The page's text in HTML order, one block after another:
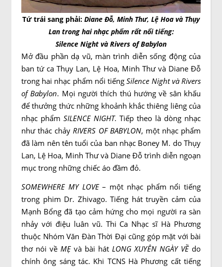
Tứ trái sang phải: Diane Đỗ, Minh Thư, Lệ Hoa và Thụy
Lan trong hai nhạc phẩm rất nổi tiếng:
Silence Night và Rivers of Babylon
Mở đầu phần dạ vũ, màn trình diễn sống động của
ban tứ ca Thụy Lan, Lệ Hoa, Minh Thư và Diane Đỗ
trong hai nhạc phẩm nổi tiếngSilence Night và Rivers
of Babylon. Mọi người thích thú hướng về sân khấu
để thưởng thức những khoảnh khắc thiêng liêng của
nhạc phẩm SILENCE NIGHT. Tiếp theo là dòng nhạc
như thác chảyRIVERS OF BABYLON, một nhạc phẩm
đã làm nên tên tuổi của ban nhạc Boney M. do Thụy
Lan, Lệ Hoa, Minh Thư và Diane Đỗ trình diễn ngoạn
mục trong những chiếc áo đầm đỏ.
SOMEWHERE MY LOVE– một nhạc phẩm nổi tiếng
trong phim Dr. Zhivago. Tiếng hát truyền cảm của
Mạnh Bổng đã tạo cảm hứng cho mọi người ra sàn
nhảy với điệu luân vũ. Thi Ca Nhạc sĩ Hà Phương
thuộc Nhóm Văn Đàn Thời Đại cũng góp mặt với bài
thơ nói về MẸvà bài hát LONG XUYÊN NGÀY VỀdo
chính ông sáng tác. Khi TCNS Hà Phương cất tiếng